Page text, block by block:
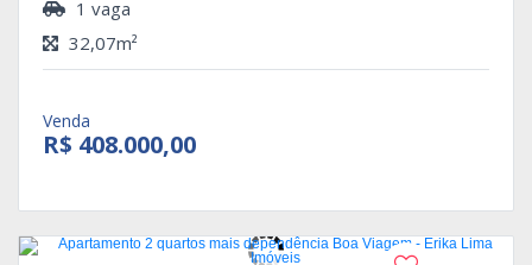
1 vaga
32,07m²
Venda
R$ 408.000,00